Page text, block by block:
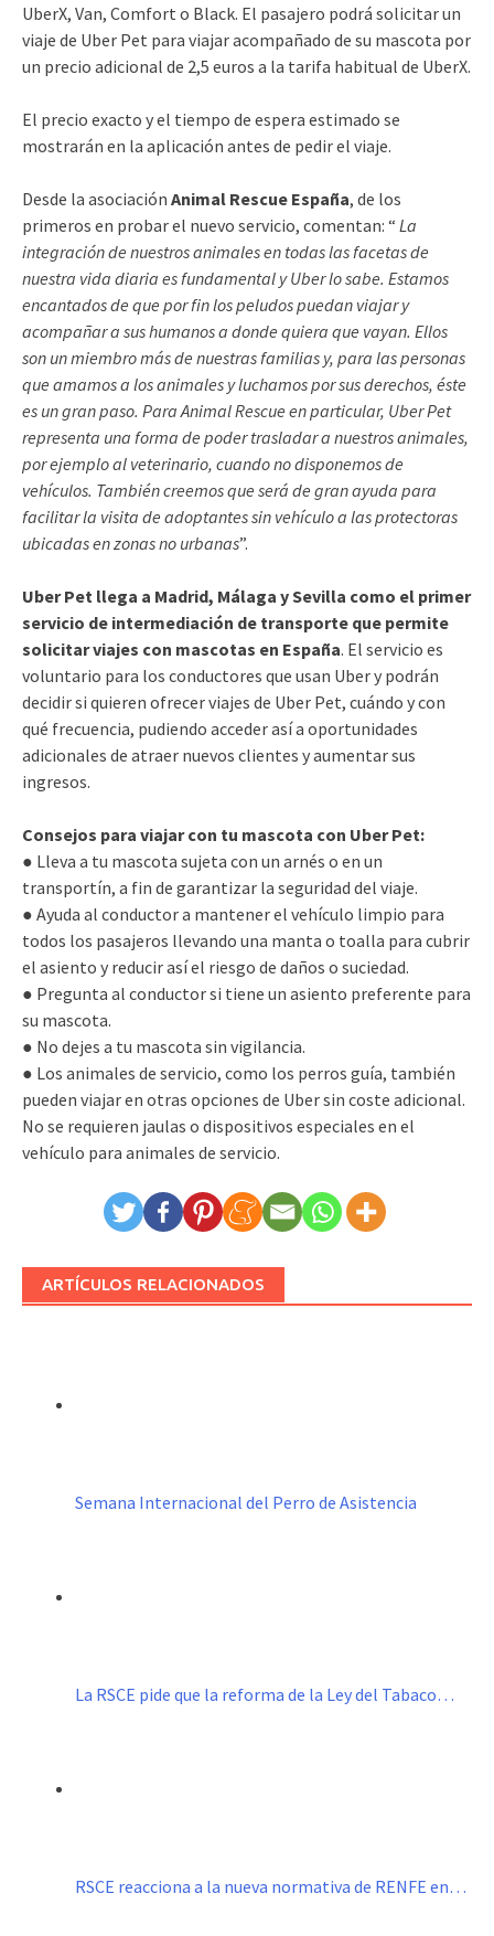
UberX, Van, Comfort o Black. El pasajero podrá solicitar un
viaje de Uber Pet para viajar acompañado de su mascota por
un precio adicional de 2,5 euros a la tarifa habitual de UberX.
El precio exacto y el tiempo de espera estimado se
mostrarán en la aplicación antes de pedir el viaje.
Desde la asociación Animal Rescue España, de los
primeros en probar el nuevo servicio, comentan: “ La
integración de nuestros animales en todas las facetas de
nuestra vida diaria es fundamental y Uber lo sabe. Estamos
encantados de que por fin los peludos puedan viajar y
acompañar a sus humanos a donde quiera que vayan. Ellos
son un miembro más de nuestras familias y, para las personas
que amamos a los animales y luchamos por sus derechos, éste
es un gran paso. Para Animal Rescue en particular, Uber Pet
representa una forma de poder trasladar a nuestros animales,
por ejemplo al veterinario, cuando no disponemos de
vehículos. También creemos que será de gran ayuda para
facilitar la visita de adoptantes sin vehículo a las protectoras
ubicadas en zonas no urbanas”.
Uber Pet llega a Madrid, Málaga y Sevilla como el primer
servicio de intermediación de transporte que permite
solicitar viajes con mascotas en España. El servicio es
voluntario para los conductores que usan Uber y podrán
decidir si quieren ofrecer viajes de Uber Pet, cuándo y con
qué frecuencia, pudiendo acceder así a oportunidades
adicionales de atraer nuevos clientes y aumentar sus
ingresos.
Consejos para viajar con tu mascota con Uber Pet:
● Lleva a tu mascota sujeta con un arnés o en un
transportín, a fin de garantizar la seguridad del viaje.​
● Ayuda al conductor a mantener el vehículo limpio para
todos los pasajeros llevando una manta o toalla para cubrir
el asiento y reducir así el riesgo de daños o suciedad.
● Pregunta al conductor si tiene un asiento preferente para
su mascota.
● No dejes a tu mascota sin vigilancia.
● Los animales de servicio, como los perros guía, también
pueden viajar en otras opciones de Uber sin coste adicional.
No se requieren jaulas o dispositivos especiales en el
vehículo para animales de servicio.
ARTÍCULOS RELACIONADOS
Semana Internacional del Perro de Asistencia
La RSCE pide que la reforma de la Ley del Tabaco…
RSCE reacciona a la nueva normativa de RENFE en…